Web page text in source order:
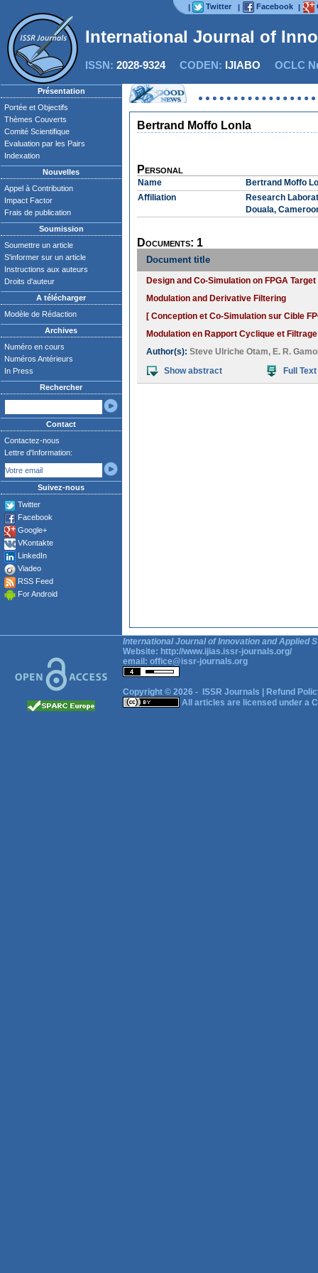
| Twitter | Facebook |
International Journal of
ISSN: 2028-9324CODEN: IJIABO OCLC
Présentation
Portée et Objectifs
Thèmes Couverts
Comité Scientifique
Evaluation par les Pairs
Indexation
Nouvelles
Appel à Contribution
Impact Factor
Frais de publication
Soumission
Soumettre un article
S'informer sur un article
Instructions aux auteurs
Droits d'auteur
A télécharger
Modèle de Rédaction
Archives
Numéro en cours
Numéros Antérieurs
In Press
Rechercher
Contact
Contactez-nous
Lettre d'Information:
Suivez-nous
Twitter
Facebook
Google+
VKontakte
LinkedIn
Viadeo
RSS Feed
For Android
Bertrand Moffo Lonla
Personal
Name
Bertrand Moffo
Affiliation
Research
Douala,
Documents: 1
Document title
Design and Co-Simulation on FPGA
Modulation and Derivative Filtering
[ Conception et Co-Simulation sur Cible
Modulation en Rapport Cyclique et
Author(s): Steve Ulriche Otam, E. R.
Show abstract
Full Text
International Journal of Innovation and Applied
Website: http://www.ijias.issr-journals.org/
email: office@issr-journals.org
Copyright © 2026 - ISSR Journals
Refund
All articles are licensed under a